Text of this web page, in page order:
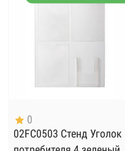
0
02FC0503 Стенд Уголок